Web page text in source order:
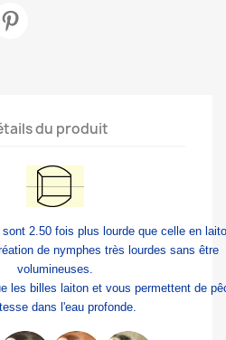
du produit
2.50 fois plus lourde que celle en
de nymphes très lourdes sans être
volumineuses.
les billes laiton et vous permettent de
dans l'eau profonde.